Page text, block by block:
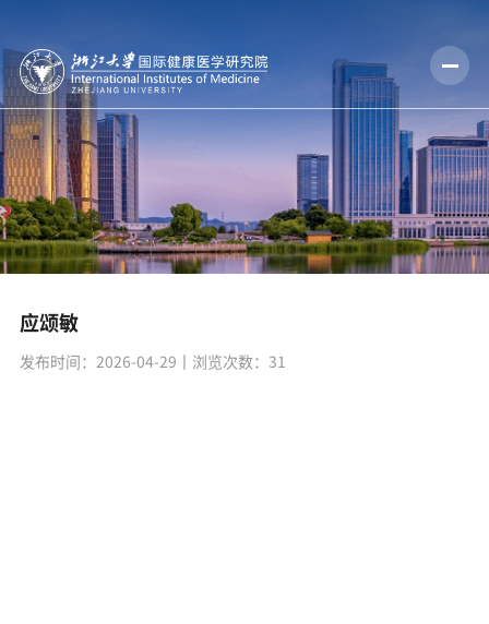
应颂敏
发布时间：2026-04-29 丨浏览次数： 31